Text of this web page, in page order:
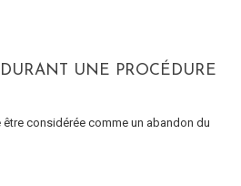
UNE PROCÉDURE
considérée comme un abandon du